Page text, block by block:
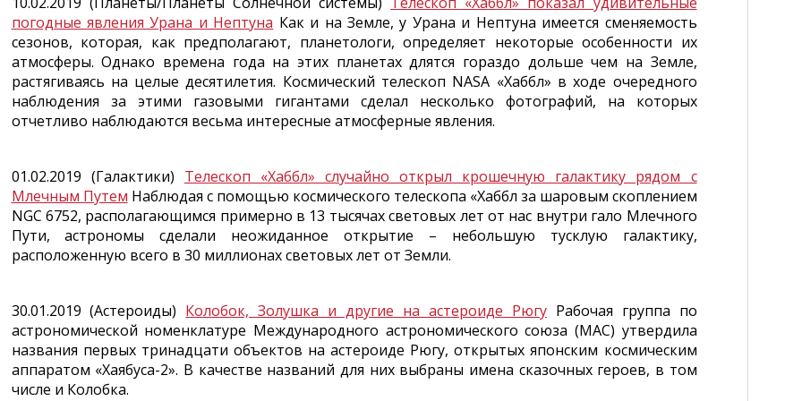
погодные явления Урана и Нептуна Как и на Земле, у Урана и Нептуна имеется сменяемость
сезонов, которая, как предполагают, планетологи, определяет некоторые особенности их
атмосферы. Однако времена года на этих планетах длятся гораздо дольше чем на Земле,
растягиваясь на целые десятилетия. Космический телескоп NASA «Хаббл» в ходе очередного
наблюдения за этими газовыми гигантами сделал несколько фотографий, на которых
отчетливо наблюдаются весьма интересные атмосферные явления.
01.02.2019 (Галактики) Телескоп «Хаббл» случайно открыл крошечную галактику рядом с
Млечным Путем Наблюдая с помощью космического телескопа «Хаббл за шаровым скоплением
NGC 6752, располагающимся примерно в 13 тысячах световых лет от нас внутри гало Млечного
Пути, астрономы сделали неожиданное открытие – небольшую тусклую галактику,
расположенную всего в 30 миллионах световых лет от Земли.
30.01.2019 (Астероиды) Колобок, Золушка и другие на астероиде РюгуРабочая группа по
астрономической номенклатуре Международного астрономического союза (МАС) утвердила
названия первых тринадцати объектов на астероиде Рюгу, открытых японским космическим
аппаратом «Хаябуса-2». В качестве названий для них выбраны имена сказочных героев, в том
числе и Колобка.